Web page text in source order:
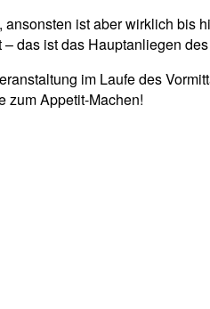
ist aber wirklich bis
das ist das Hauptanliegen
im Laufe des
zum Appetit-Machen!